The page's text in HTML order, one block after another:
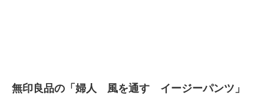
無印良品の「婦人 風を通す イージーパンツ」